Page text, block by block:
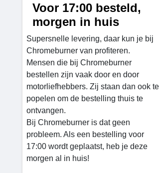
Voor 17:00 besteld,
morgen in huis
Supersnelle levering, daar kun je bij
Chromeburner van profiteren.
Mensen die bij Chromeburner
bestellen zijn vaak door en door
motorliefhebbers. Zij staan dan ook te
popelen om de bestelling thuis te
ontvangen.
Bij Chromeburner is dat geen
probleem. Als een bestelling voor
17:00 wordt geplaatst, heb je deze
morgen al in huis!